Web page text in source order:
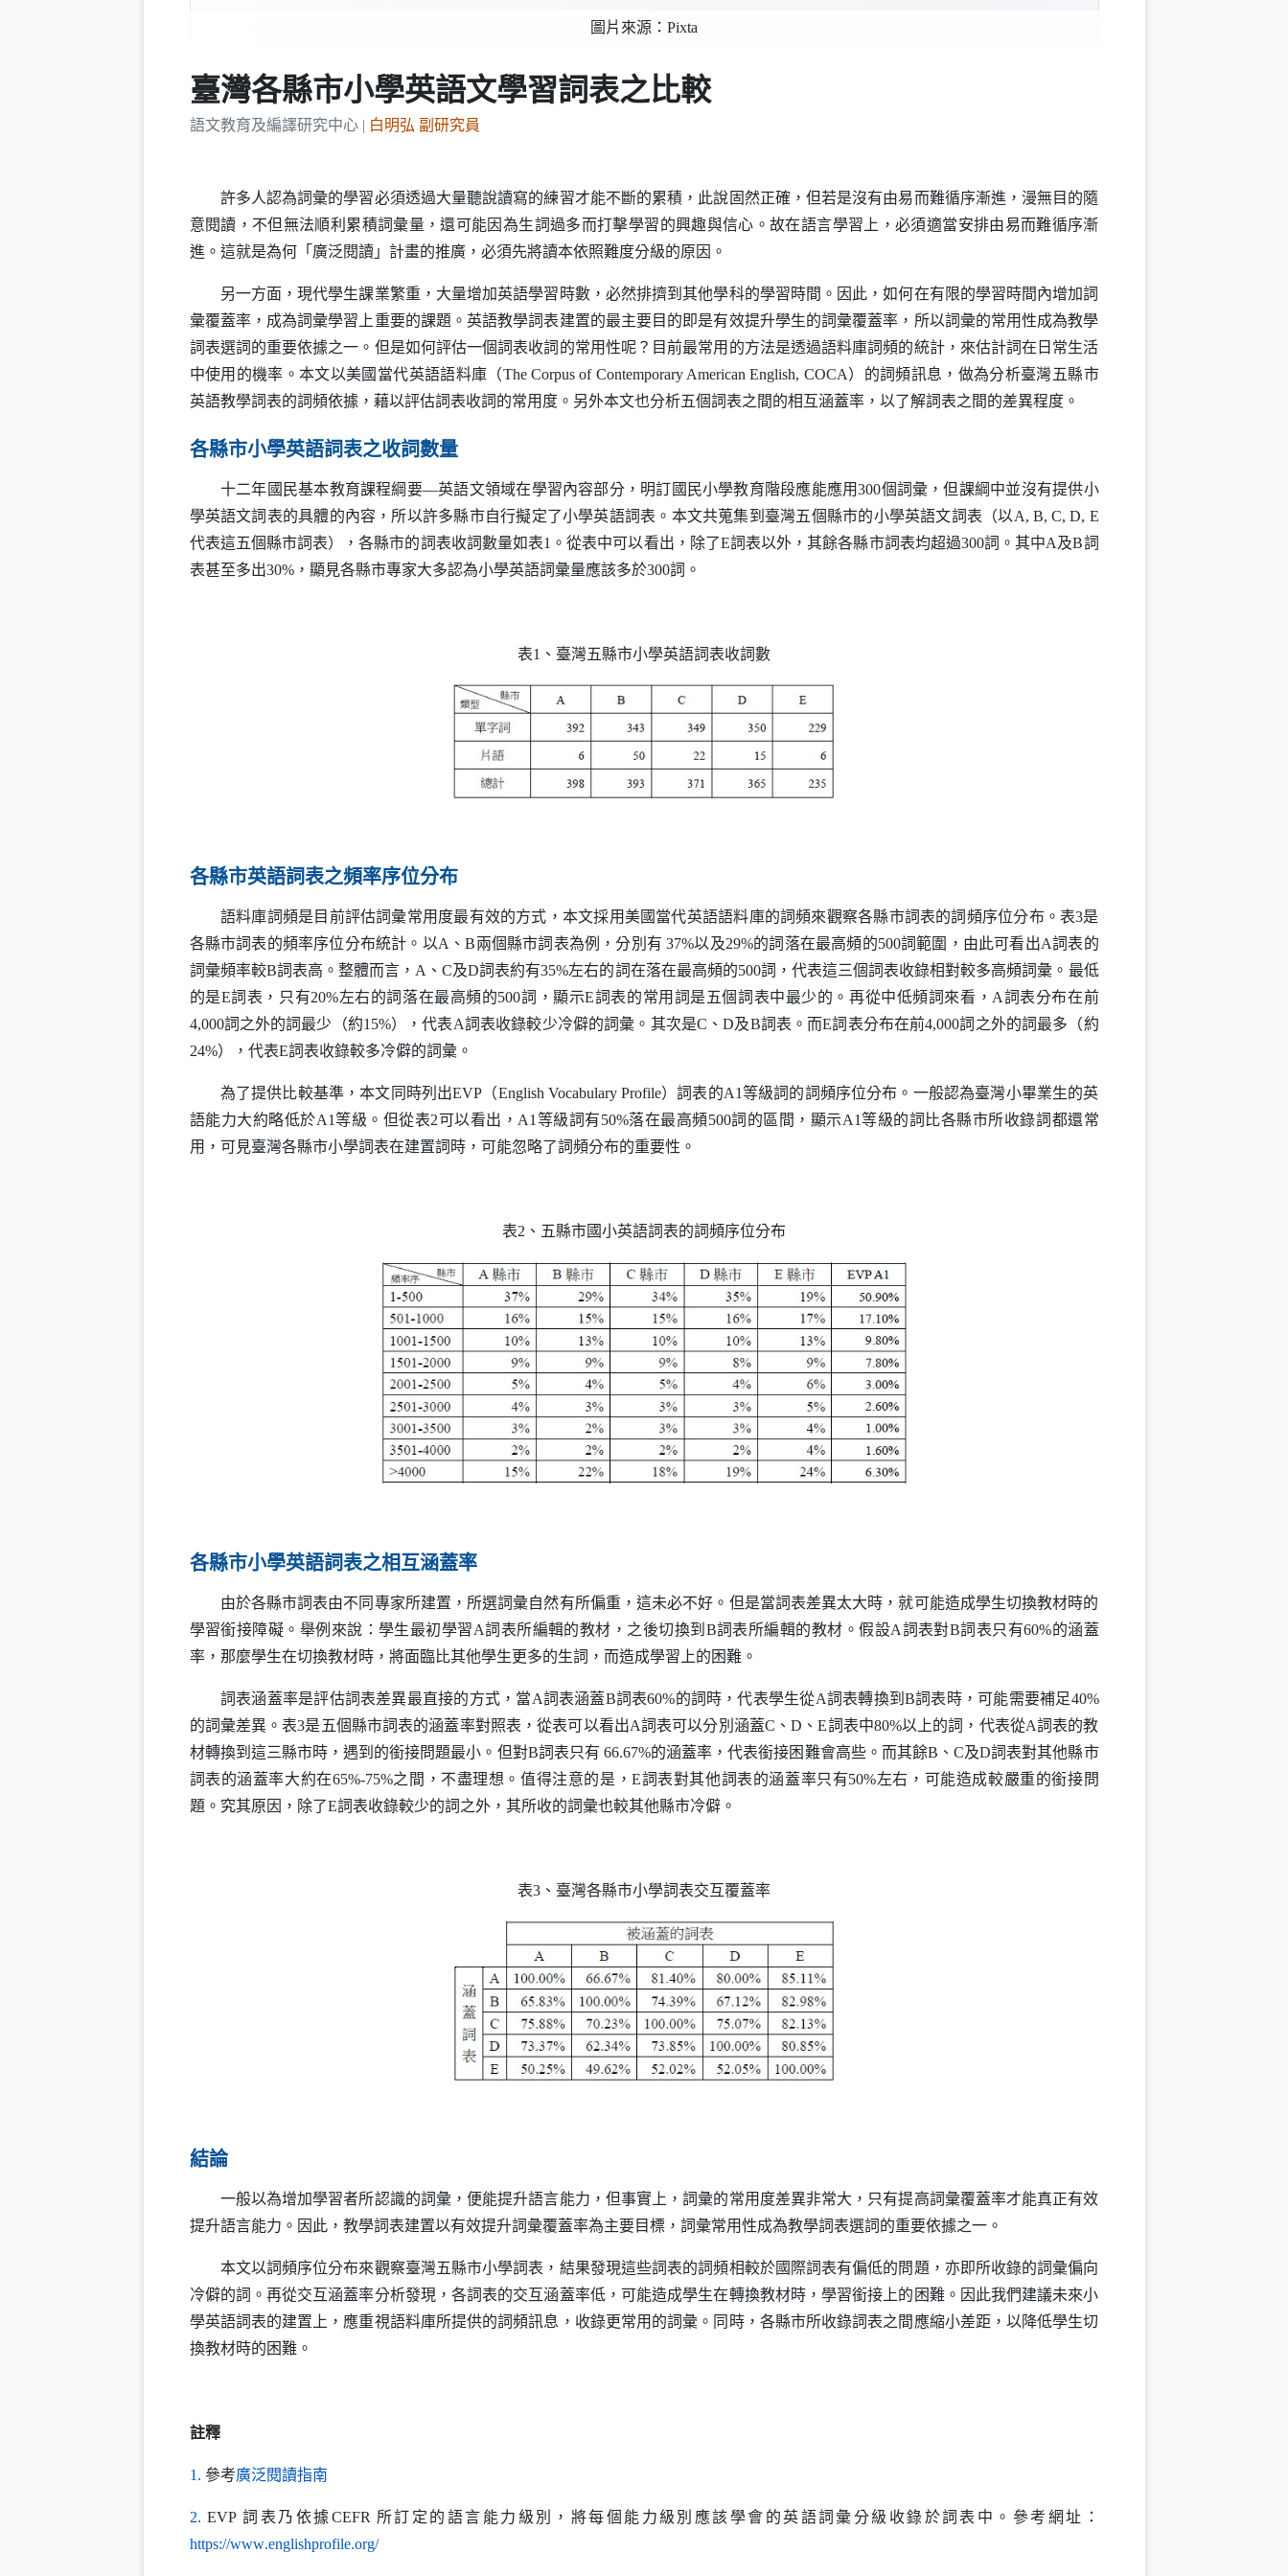
圖片來源：Pixta
臺灣各縣市小學英語文學習詞表之比較
語文教育及編譯研究中心 | 白明弘 副研究員
許多人認為詞彙的學習必須透過大量聽說讀寫的練習才能不斷的累積，此說固然正確，但若是沒有由易而難循序漸進，漫無目的隨
意閱讀，不但無法順利累積詞彙量，還可能因為生詞過多而打擊學習的興趣與信心。故在語言學習上，必須適當安排由易而難循序漸
進。這就是為何「廣泛閱讀」計畫的推廣，必須先將讀本依照難度分級的原因。
另一方面，現代學生課業繁重，大量增加英語學習時數，必然排擠到其他學科的學習時間。因此，如何在有限的學習時間內增加詞
彙覆蓋率，成為詞彙學習上重要的課題。英語教學詞表建置的最主要目的即是有效提升學生的詞彙覆蓋率，所以詞彙的常用性成為教學
詞表選詞的重要依據之一。但是如何評估一個詞表收詞的常用性呢？目前最常用的方法是透過語料庫詞頻的統計，來估計詞在日常生活
中使用的機率。本文以美國當代英語語料庫（The Corpus of Contemporary American English, COCA）的詞頻訊息，做為分析臺灣五縣市
英語教學詞表的詞頻依據，藉以評估詞表收詞的常用度。另外本文也分析五個詞表之間的相互涵蓋率，以了解詞表之間的差異程度。
各縣市小學英語詞表之收詞數量
十二年國民基本教育課程綱要—英語文領域在學習內容部分，明訂國民小學教育階段應能應用300個詞彙，但課綱中並沒有提供小
學英語文詞表的具體的內容，所以許多縣市自行擬定了小學英語詞表。本文共蒐集到臺灣五個縣市的小學英語文詞表（以A, B,C,D, E
代表這五個縣市詞表），各縣市的詞表收詞數量如表1。從表中可以看出，除了E詞表以外，其餘各縣市詞表均超過300詞。其中A及B詞
表甚至多出30%，顯見各縣市專家大多認為小學英語詞彙量應該多於300詞。
表1、臺灣五縣市小學英語詞表收詞數
各縣市英語詞表之頻率序位分布
語料庫詞頻是目前評估詞彙常用度最有效的方式，本文採用美國當代英語語料庫的詞頻來觀察各縣市詞表的詞頻序位分布。表3是
各縣市詞表的頻率序位分布統計。以A 、B兩個縣市詞表為例，分別有 37%以及29%的詞落在最高頻的500詞範圍，由此可看出A詞表的
詞彙頻率較B詞表高。整體而言， A 、C及D詞表約有35%左右的詞在落在最高頻的500詞，代表這三個詞表收錄相對較多高頻詞彙。最低
的是E詞表，只有20%左右的詞落在最高頻的500詞，顯示E詞表的常用詞是五個詞表中最少的。再從中低頻詞來看， A詞表分布在前
4,000詞之外的詞最少（約15%），代表A詞表收錄較少冷僻的詞彙。其次是C 、D及B詞表。而E詞表分布在前4,000詞之外的詞最多（約
24%），代表E詞表收錄較多冷僻的詞彙。
為了提供比較基準，本文同時列出EVP （English Vocabulary Profile）詞表的A1等級詞的詞頻序位分布。一般認為臺灣小畢業生的英
語能力大約略低於A1等級。但從表2可以看出， A1 等級詞有50%落在最高頻500詞的區間，顯示A1等級的詞比各縣市所收錄詞都還常
用，可見臺灣各縣市小學詞表在建置詞時，可能忽略了詞頻分布的重要性。
表2、五縣市國小英語詞表的詞頻序位分布
各縣市小學英語詞表之相互涵蓋率
由於各縣市詞表由不同專家所建置，所選詞彙自然有所偏重，這未必不好。但是當詞表差異太大時，就可能造成學生切換教材時的
學習銜接障礙。舉例來說：學生最初學習A詞表所編輯的教材，之後切換到 B詞表所編輯的教材。假設A詞表對B詞表只有60%的涵蓋
率，那麼學生在切換教材時，將面臨比其他學生更多的生詞，而造成學習上的困難。
詞表涵蓋率是評估詞表差異最直接的方式，當A詞表涵蓋B詞表60%的詞時，代表學生從A詞表轉換到B詞表時，可能需要補足40%
的詞彙差異 。表3是五個縣市詞表的涵蓋率對照表，從表可以看出A詞表可以分別涵蓋C 、D 、E詞表中80%以上的詞，代表從A詞表的教
材轉換到這三縣市時，遇到的銜接問題最小。但對B詞表只有 66.67%的涵蓋率，代表銜接困難會高些。而其餘B 、C及D詞表對其他縣市
詞表的涵蓋率大約在65%-75%之間，不盡理想。值得注意的是，E詞表對其他詞表的涵蓋率只有50%左右，可能造成較嚴重的銜接問
題。究其原因，除了E詞表收錄較少的詞之外，其所收的詞彙也較其他縣市冷僻。
表3、臺灣各縣市小學詞表交互覆蓋率
結論
一般以為增加學習者所認識的詞彙，便能提升語言能力，但事實上，詞彙的常用度差異非常大，只有提高詞彙覆蓋率才能真正有效
提升語言能力。因此，教學詞表建置以有效提升詞彙覆蓋率為主要目標，詞彙常用性成為教學詞表選詞的重要依據之一。
本文以詞頻序位分布來觀察臺灣五縣市小學詞表，結果發現這些詞表的詞頻相較於國際詞表有偏低的問題，亦即所收錄的詞彙偏向
冷僻的詞。再從交互涵蓋率分析發現，各詞表的交互涵蓋率低，可能造成學生在轉換教材時，學習銜接上的困難。因此我們建議未來小
學英語詞表的建置上，應重視語料庫所提供的詞頻訊息，收錄更常用的詞彙。同時，各縣市所收錄詞表之間應縮小差距，以降低學生切
換教材時的困難。
註釋
1. 參考廣泛閱讀指南（另開新視窗）
2. EVP詞表乃依據CEFR 所訂定的語言能力級別，將每個能力級別應該學會的英語詞彙分級收錄於詞表中。參考網址：
https://www.englishprofile.org/（另開新視窗）